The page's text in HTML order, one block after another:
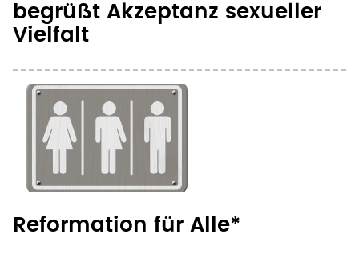
begrüßt Akzeptanz sexueller
Vielfalt
Reformation für Alle*